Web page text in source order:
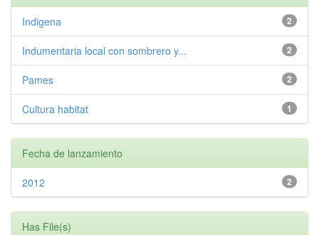
2
Indigena
2
Indumentaria local con sombrero y...
2
Pames
1
Cultura habitat
Fecha de lanzamiento
2
2012
Has File(s)